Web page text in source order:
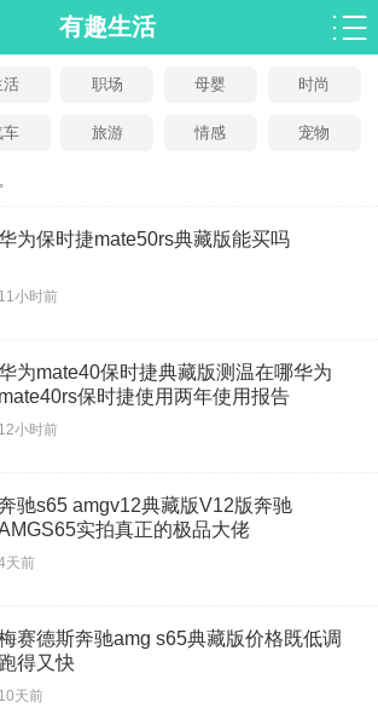
有趣生活
活 职场 母婴 时尚
车 旅游 情感 宠物
为保时捷mate50rs典藏版能买吗
11小时前
为mate40保时捷典藏版测温在哪华为
mate40rs保时捷使用两年使用报告
12小时前
驰s65 amgv12典藏版V12版奔驰
实拍真正的极品大佬
天前
赛德斯奔驰amg s65典藏版价格既低调
跑得又快
10天前